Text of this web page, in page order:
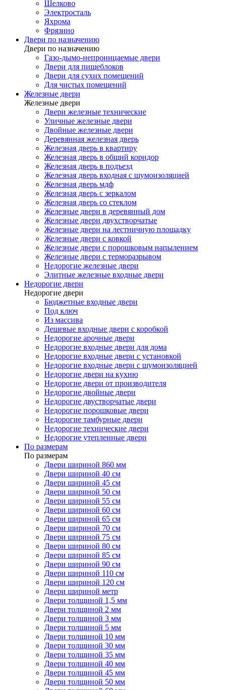
Щелково
Электросталь
Яхрома
Фрязино
Двери по назначению
Двери по назначению
Газо-дымо-непроницаемые двери
Двери для пищеблоков
Двери для сухих помещений
Для чистых помещений
Железные двери
Железные двери
Двери железные технические
Уличные железные двери
Двойные железные двери
Деревянная железная дверь
Железная дверь в квартиру
Железная дверь в общий коридор
Железная дверь в подъезд
Железная дверь входная с шумоизоляцией
Железная дверь мдф
Железная дверь с зеркалом
Железная дверь со стеклом
Железные двери в деревянный дом
Железные двери двухстворчатые
Железные двери на лестничную площадку
Железные двери с ковкой
Железные двери с порошковым напылением
Железные двери с терморазрывом
Недорогие железные двери
Элитные железные входные двери
Недорогие двери
Недорогие двери
Бюджетные входные двери
Под ключ
Из массива
Дешевые входные двери с коробкой
Недорогие арочные двери
Недорогие входные двери для дома
Недорогие входные двери с установкой
Недорогие входные двери с шумоизоляцией
Недорогие двери на кухню
Недорогие двери от производителя
Недорогие двойные двери
Недорогие двустворчатые двери
Недорогие порошковые двери
Недорогие тамбурные двери
Недорогие технические двери
Недорогие утепленные двери
По размерам
По размерам
Двери шириной 860 мм
Двери шириной 40 см
Двери шириной 45 см
Двери шириной 50 см
Двери шириной 55 см
Двери шириной 60 см
Двери шириной 65 см
Двери шириной 70 см
Двери шириной 75 см
Двери шириной 80 см
Двери шириной 85 см
Двери шириной 90 см
Двери шириной 110 см
Двери шириной 120 см
Двери шириной метр
Двери толщиной 1,5 мм
Двери толщиной 2 мм
Двери толщиной 3 мм
Двери толщиной 5 мм
Двери толщиной 10 мм
Двери толщиной 30 мм
Двери толщиной 35 мм
Двери толщиной 40 мм
Двери толщиной 45 мм
Двери толщиной 50 мм